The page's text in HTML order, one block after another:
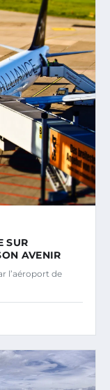
SUR
AVENIR
l’aéroport de